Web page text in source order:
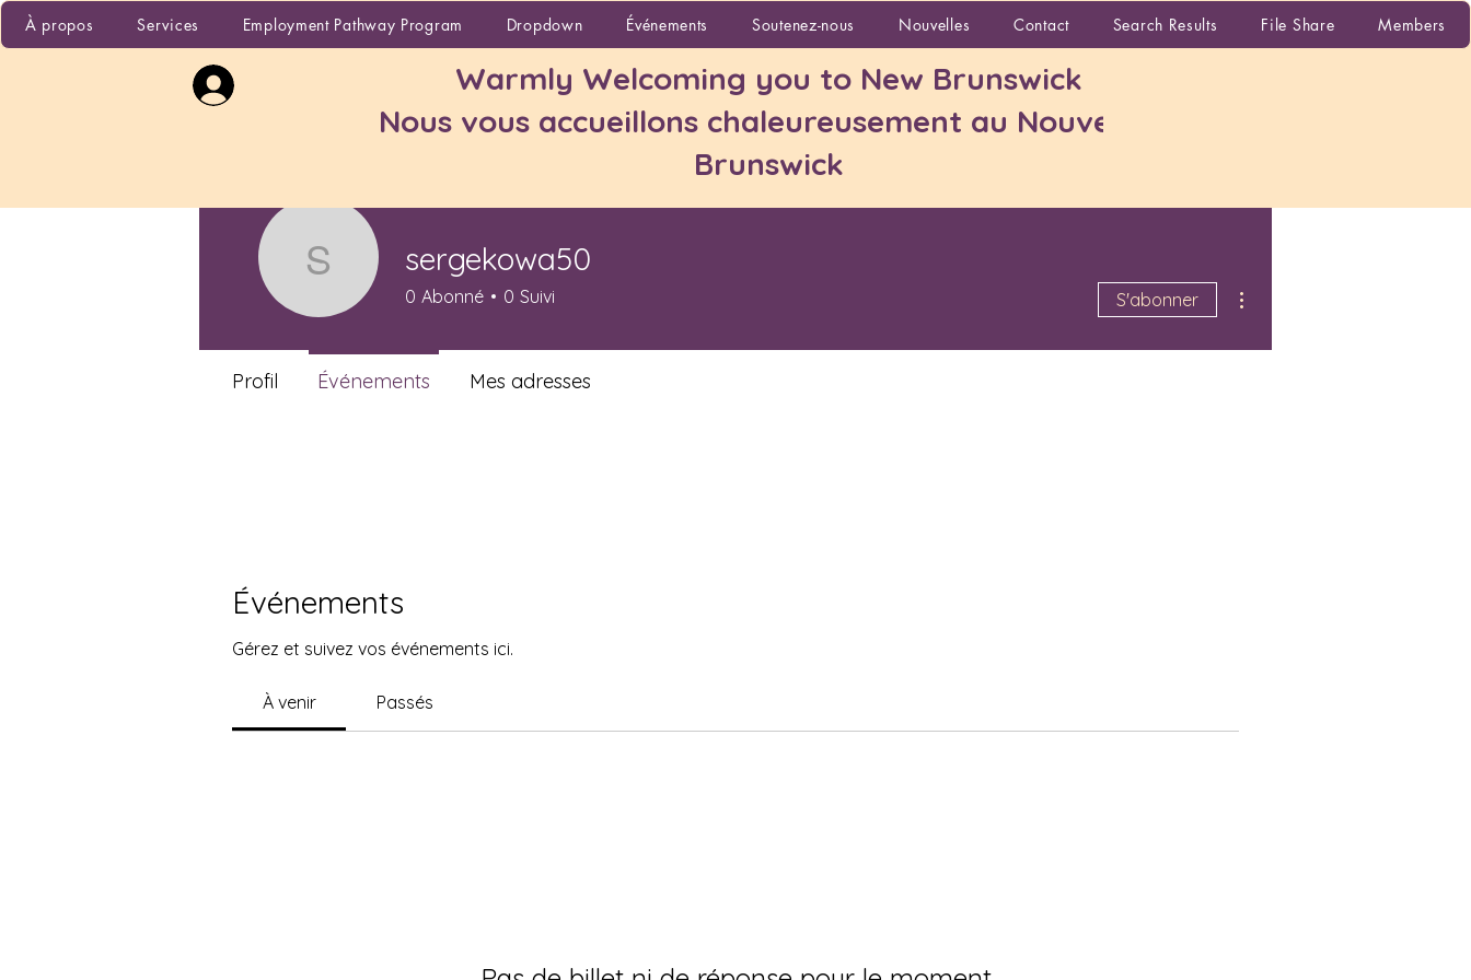
À propos Services Employment Pathway Program More
Warmly Welcoming you to New Brunswick
Nous vous accueillons chaleureusement au Nouveau-
Brunswick
À propos Services Employment Pathway Program Dropdown Événements Soutenez-nous Nouvelles Contact Search Results File Share Members
Événements
Gérez et suivez vos événements ici.
À venir Passés
sergekowa50
sergekowa50
0 Abonné 0 Suivi S'abonner
Profil Événements Mes adresses